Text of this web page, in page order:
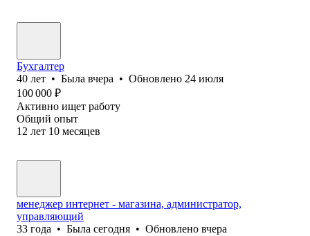
Бухгалтер
40 лет • Была вчера • Обновлено 24 июля
100 000 ₽
Активно ищет работу
Общий опыт
12 лет 10 месяцев
менеджер интернет - магазина, администратор,
управляющий
33 года • Была сегодня • Обновлено вчера